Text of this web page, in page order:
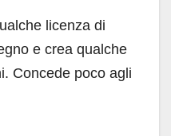
licenza di
e crea qualche
Concede poco agli